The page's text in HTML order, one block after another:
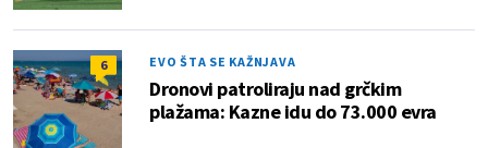
6 EVO ŠTA SE KAŽNJAVA
Dronovi patroliraju nad grčkim
plažama: Kazne idu do 73.000 evra